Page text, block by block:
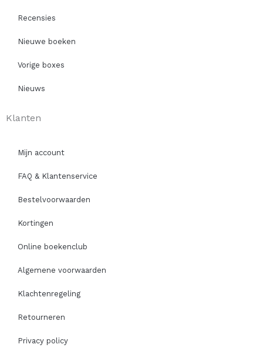
Recensies
Nieuwe boeken
Vorige boxes
Nieuws
Klanten
Mijn account
FAQ & Klantenservice
Bestelvoorwaarden
Kortingen
Online boekenclub
Algemene voorwaarden
Klachtenregeling
Retourneren
Privacy policy